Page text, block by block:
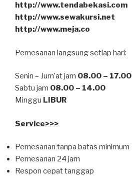
http://www.tendabekasi.com
http://www.sewakursi.net
http://www.meja.co
Pemesanan langsung setiap hari:
Senin – Jum’at jam 08.00 – 17.00
Sabtu jam 08.00 – 14.00
Minggu LIBUR
Service>>>
Pemesanan tanpa batas minimum
Pemesanan 24 jam
Respon cepat tanggap